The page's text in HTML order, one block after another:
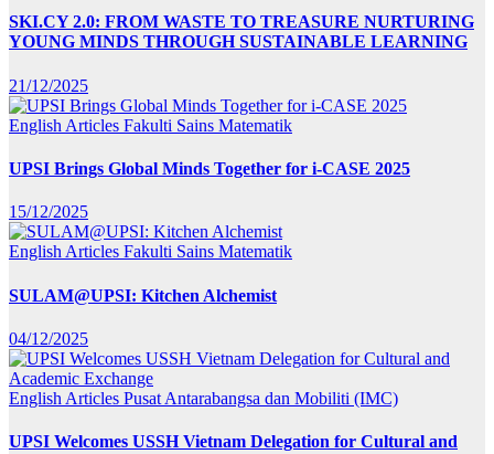
SKI.CY 2.0: FROM WASTE TO TREASURE NURTURING
YOUNG MINDS THROUGH SUSTAINABLE LEARNING
21/12/2025
English Articles Fakulti Sains Matematik
UPSI Brings Global Minds Together for i-CASE 2025
15/12/2025
English Articles Fakulti Sains Matematik
SULAM@UPSI: Kitchen Alchemist
04/12/2025
English Articles Pusat Antarabangsa dan Mobiliti (IMC)
UPSI Welcomes USSH Vietnam Delegation for Cultural and